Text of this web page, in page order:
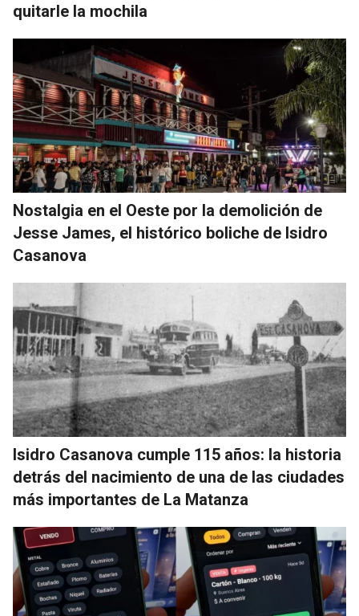
quitarle la mochila
Nostalgia en el Oeste por la demolición de
Jesse James, el histórico boliche de Isidro
Casanova
Isidro Casanova cumple 115 años: la historia
detrás del nacimiento de una de las ciudades
más importantes de La Matanza